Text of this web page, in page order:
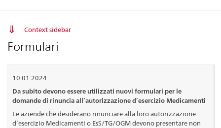
contatto
Context sidebar
Formulari
10.01.2024
Da subito devono essere utilizzati nuovi formulari per le
domande di rinuncia all’autorizzazione d’esercizio Medicamenti
Le aziende che desiderano rinunciare alla loro autorizzazione
d’esercizio Medicamenti o EsS/TG/OGM devono presentare non